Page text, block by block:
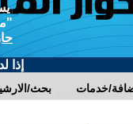
إذا
بحث/ خدمات